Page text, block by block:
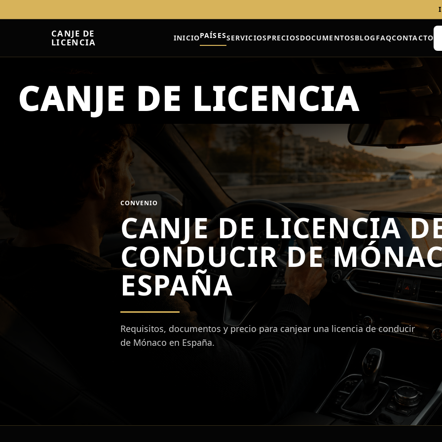
CANJE DE
LICENCIA INICIOPAÍSESSERVICIOSPRECIOSDOCUMENTOSBLOG FAQCONTACTO
CONVENIO
CANJE DE LICENCIA
CONDUCIR DE
ESPAÑA
Requisitos, documentos y precio para canjear una licencia de conducir
de Mónaco en España.